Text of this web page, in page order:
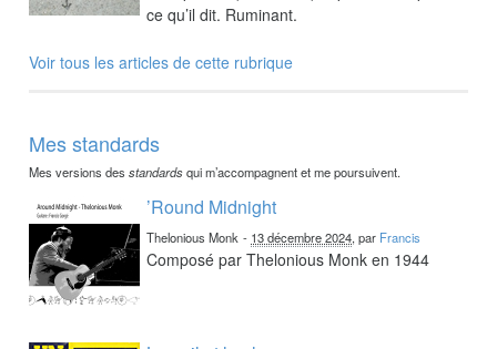
ce qu’il dit. Ruminant.
Voir tous les articles de cette rubrique
Mes standards
Mes versions desstandardsqui m’accompagnent et me poursuivent.
’Round Midnight
Thelonious Monk - 13 décembre 2024, par Francis
Composé par Thelonious Monk en 1944